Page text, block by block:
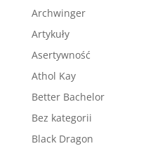
Archwinger
Artykuły
Asertywność
Athol Kay
Better Bachelor
Bez kategorii
Black Dragon